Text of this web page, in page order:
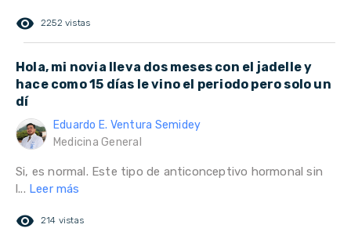
remove_red_eye 2252 vistas
Hola, mi novia lleva dos meses con el jadelle y
hace como 15 días le vino el periodo pero solo un
dí
Eduardo E. Ventura Semidey
Medicina General
Si, es normal. Este tipo de anticonceptivo hormonal sin
l... Leer más
remove_red_eye 214 vistas